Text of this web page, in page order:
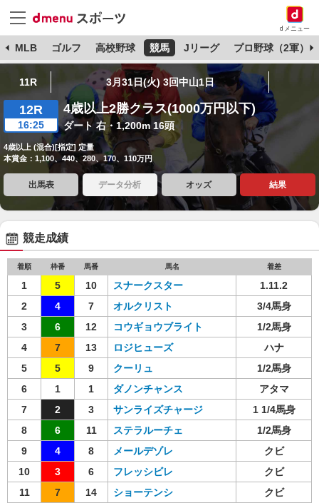
dメニュー
MLB ゴルフ 高校野球 競馬 Jリーグ プロ野球（2軍）
11R 3月31日(火) 3回中山1日
12R
16:25
4歳以上2勝クラス(1000万円以下)
ダート 右・1,200m 16頭
4歳以上 (混合)[指定] 定量
本賞金：1,100、440、280、170、110万円
出馬表 データ分析 オッズ 結果
競走成績
着順 枠番 馬番 馬名 着差
1 5 10 スナークスター
1.11.2
2
4 7 オルクリスト
3/4馬身
3
6 12 コウギョウブライト
1/2馬身
4
7 13 ロジヒューズ
ハナ
5
5 9 クーリュ
1/2馬身
6
1 1 ダノンチャンス
アタマ
7
2 3 サンライズチャージ
1 1/4馬身
8
6 11 ステラルーチェ
1/2馬身
9
4 8 メールデゾレ
クビ
10
3 6 フレッシビレ
クビ
11
7 14 ショーテンシ
クビ